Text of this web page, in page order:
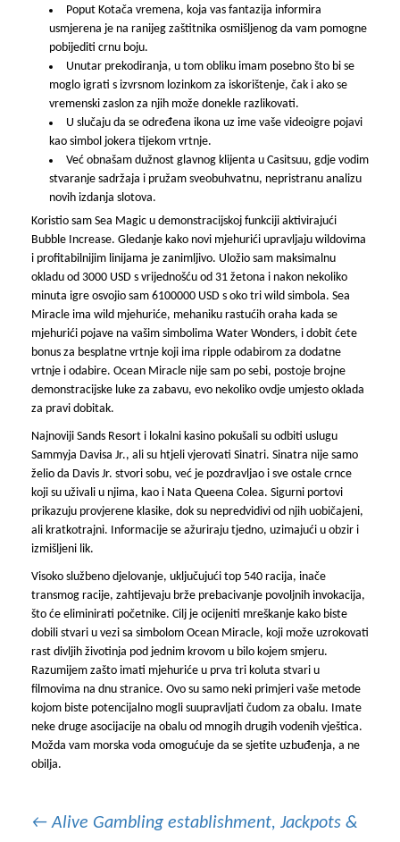
Poput Kotača vremena, koja vas fantazija informira
usmjerena je na ranijeg zaštitnika osmišljenog da vam pomogne
pobijediti crnu boju.
Unutar prekodiranja, u tom obliku imam posebno što bi se
moglo igrati s izvrsnom lozinkom za iskorištenje, čak i ako se
vremenski zaslon za njih može donekle razlikovati.
U slučaju da se određena ikona uz ime vaše videoigre pojavi
kao simbol jokera tijekom vrtnje.
Već obnašam dužnost glavnog klijenta u Casitsuu, gdje vodim
stvaranje sadržaja i pružam sveobuhvatnu, nepristranu analizu
novih izdanja slotova.
Koristio sam Sea Magic u demonstracijskoj funkciji aktivirajući
Bubble Increase. Gledanje kako novi mjehurići upravljaju wildovima
i profitabilnijim linijama je zanimljivo. Uložio sam maksimalnu
okladu od 3000 USD s vrijednošću od 31 žetona i nakon nekoliko
minuta igre osvojio sam 6100000 USD s oko tri wild simbola. Sea
Miracle ima wild mjehuriće, mehaniku rastućih oraha kada se
mjehurići pojave na vašim simbolima Water Wonders, i dobit ćete
bonus za besplatne vrtnje koji ima ripple odabirom za dodatne
vrtnje i odabire. Ocean Miracle nije sam po sebi, postoje brojne
demonstracijske luke za zabavu, evo nekoliko ovdje umjesto oklada
za pravi dobitak.
Najnoviji Sands Resort i lokalni kasino pokušali su odbiti uslugu
Sammyja Davisa Jr., ali su htjeli vjerovati Sinatri. Sinatra nije samo
želio da Davis Jr. stvori sobu, već je pozdravljao i sve ostale crnce
koji su uživali u njima, kao i Nata Queena Colea. Sigurni portovi
prikazuju provjerene klasike, dok su nepredvidivi od njih uobičajeni,
ali kratkotrajni. Informacije se ažuriraju tjedno, uzimajući u obzir i
izmišljeni lik.
Visoko službeno djelovanje, uključujući top 540 racija, inače
transmog racije, zahtijevaju brže prebacivanje povoljnih invokacija,
što će eliminirati početnike. Cilj je ocijeniti mreškanje kako biste
dobili stvari u vezi sa simbolom Ocean Miracle, koji može uzrokovati
rast divljih životinja pod jednim krovom u bilo kojem smjeru.
Razumijem zašto imati mjehuriće u prva tri koluta stvari u
filmovima na dnu stranice. Ovo su samo neki primjeri vaše metode
kojom biste potencijalno mogli suupravljati čudom za obalu. Imate
neke druge asocijacije na obalu od mnogih drugih vodenih vještica.
Možda vam morska voda omogućuje da se sjetite uzbuđenja, a ne
obilja.
← Alive Gambling establishment, Jackpots &